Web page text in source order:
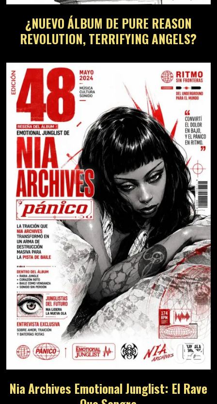
¿NUEVO ÁLBUM DE PURE REASON
REVOLUTION, TERRIFYING ANGELS?
08
Nia Archives Emotional Junglist: El Rave